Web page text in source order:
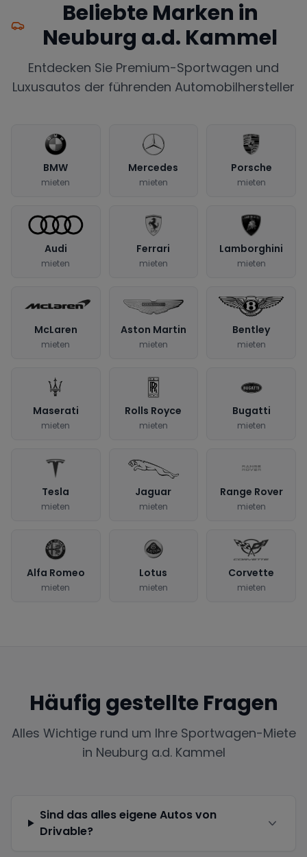
Beliebte Marken in
Neuburg a.d. Kammel
Entdecken Sie Premium-Sportwagen und
Luxusautos der führenden Automobilhersteller
BMW
mieten
Mercedes
mieten
Porsche
mieten
Audi
mieten
Ferrari
mieten
Lamborghini
mieten
McLaren
mieten
Aston Martin
mieten
Bentley
mieten
Maserati
mieten
Rolls Royce
mieten
Bugatti
mieten
Tesla
mieten
Jaguar
mieten
Range Rover
mieten
Alfa Romeo
mieten
Lotus
mieten
Corvette
mieten
Häufig gestellte Fragen
Alles Wichtige rund um Ihre Sportwagen-Miete
in Neuburg a.d. Kammel
Sind das alles eigene Autos von
Drivable?